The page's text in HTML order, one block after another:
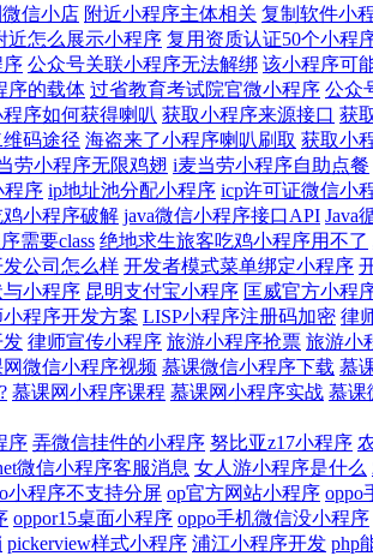
信小店 附近小程序主体相关 复制软件小
近怎么展示小程序 复用资质认证50个小程
序 公众号关联小程序无法解绑 该小程序可
序的载体 过省教育考试院官微小程序 公众
序如何获得喇叭 获取小程序来源接口 获
码途径 海盗来了小程序喇叭刷取 获取小
劳小程序无限鸡翅 i麦当劳小程序自助点餐
程序 ip地址池分配小程序 icp许可证微信小
小程序破解 java微信小程序接口API Java
需要class 绝地求生旅客吃鸡小程序用不了
公司怎么样 开发者模式菜单绑定小程序
小程序 昆明支付宝小程序 匡威官方小程
程序开发方案 LISP小程序注册码加密 律
发 律师宣传小程序 旅游小程序抢票 旅游小
微信小程序视频 慕课微信小程序下载 慕
慕课网小程序课程 慕课网小程序实战 慕课
序 弄微信挂件的小程序 努比亚z17小程序
微信小程序客服消息 女人游小程序是什么
小程序不支持分屏 op官方网站小程序 oppo
oppor15桌面小程序 oppo手机微信没小程序
pickerview样式小程序 浦江小程序开发 php